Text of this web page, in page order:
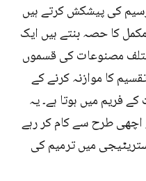
کی پیشکش کرتے ہیں
کا حصہ بنتے ہیں ایک
مصنوعات کی قسموں
کا موازنہ کرنے کے
فریم میں ہوتا ہے۔ یہ
طرح سے کام کر رہے
میں ترمیم کی